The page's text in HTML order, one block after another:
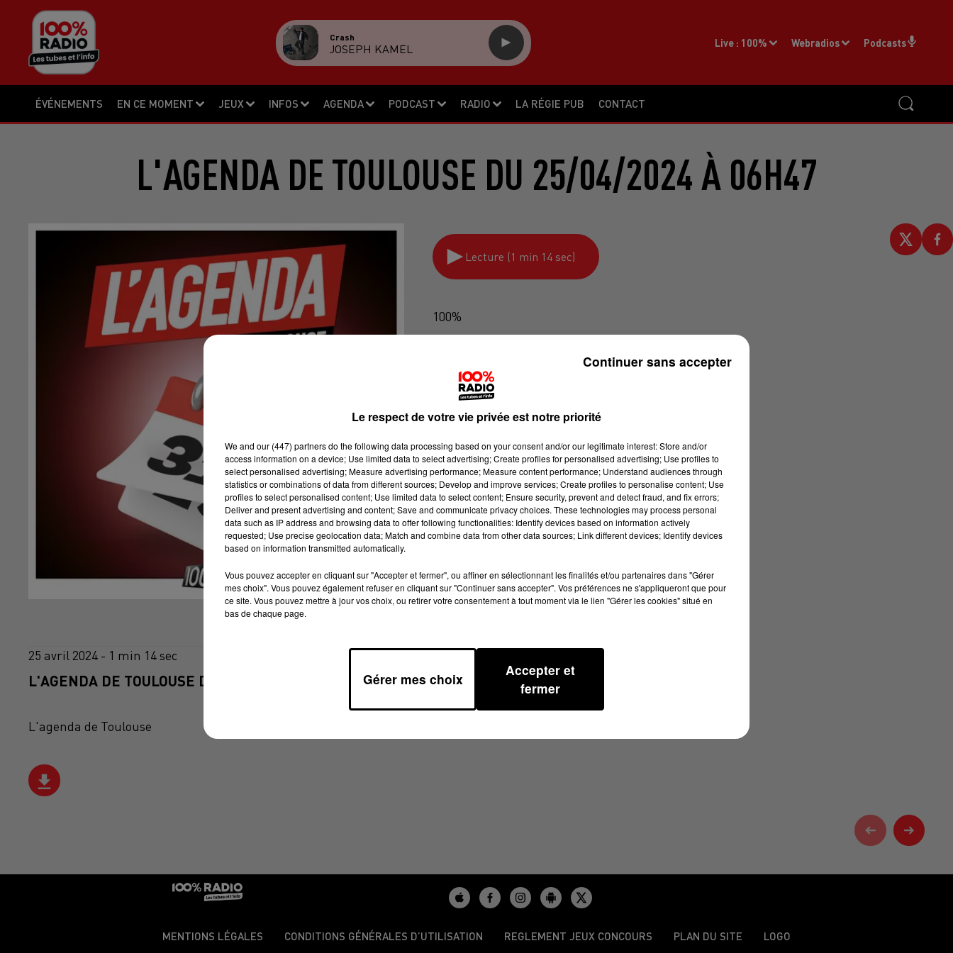
ÉVÉNEMENTS EN CE MOMENT JEUX INFOS AGENDA PODCAST RADIO LA RÉGIE PUB CONTACT
Live : 100% Webradios Podcasts
Crash
JOSEPH KAMEL
L'AGENDA DE TOULOUSE DU 25/04/2024 À 06H47
Lecture (1 min 14 sec)
100%
25 avril 2024 - 1 min 14 sec
L'AGENDA DE TOULOUSE DU 25/04/2024 À 06H47
L'agenda de Toulouse
MENTIONS LÉGALES CONDITIONS GÉNÉRALES D’UTILISATION REGLEMENT JEUX CONCOURS PLAN DU SITE LOGO
Le respect de votre vie privée est notre priorité
We and our (447) partnersdo the following data processing based on your consent and/or our legitimate interest: Store and/or
access information on a device; Use limited data to select advertising; Create profiles for personalised advertising; Use profiles to
select personalised advertising; Measure advertising performance; Measure content performance; Understand audiences through
statistics or combinations of data from different sources; Develop and improve services; Create profiles to personalise content; Use
profiles to select personalised content; Use limited data to select content; Ensure security, prevent and detect fraud, and fix errors;
Deliver and present advertising and content; Save and communicate privacy choices. These technologies may process personal
data such as IP address and browsing data to offer following functionalities: Identify devices based on information actively
requested; Use precise geolocation data; Match and combine data from other data sources; Link different devices; Identify devices
based on information transmitted automatically.
Vous pouvez accepter en cliquant sur "Accepter et fermer", ou affiner en sélectionnant les finalités et/ou partenaires dans "Gérer
mes choix". Vous pouvez également refuser en cliquant sur "Continuer sans accepter". Vos préférences ne s'appliqueront que pour
ce site. Vous pouvez mettre à jour vos choix, ou retirer votre consentement à tout moment via le lien "Gérer les cookies" situé en
bas de chaque page.
Gérer mes choix
Accepter et
fermer
Continuer sans accepter